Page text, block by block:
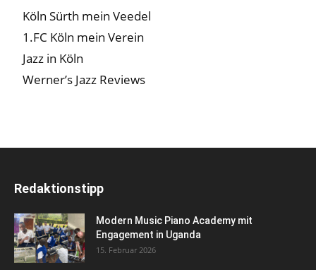
Köln Sürth mein Veedel
1.FC Köln mein Verein
Jazz in Köln
Werner’s Jazz Reviews
Redaktionstipp
Modern Music Piano Academy mit
Engagement in Uganda
15. Februar 2026